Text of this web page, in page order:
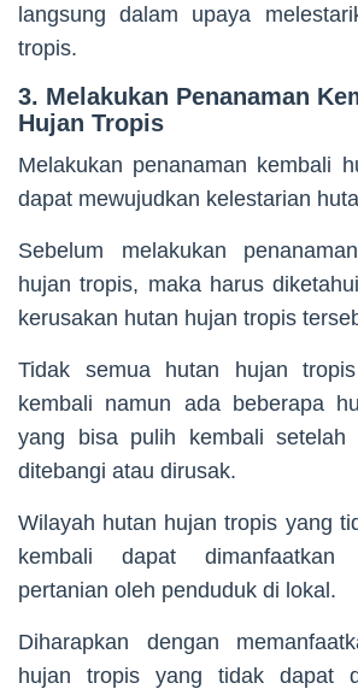
langsung dalam upaya
tropis.
3. Melakukan Penanaman
Hujan Tropis
Melakukan penanaman kembali
dapat mewujudkan kelestarian
Sebelum melakukan
hujan tropis, maka harus
kerusakan hutan hujan tropis
Tidak semua hutan hujan
kembali namun ada beberapa
yang bisa pulih kembali setelah
ditebangi atau dirusak.
Wilayah hutan hujan tropis yang
kembali dapat dimanfaatkan
pertanian oleh penduduk di lokal.
Diharapkan dengan
hujan tropis yang tidak dapat